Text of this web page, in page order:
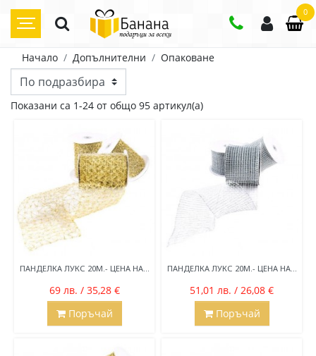
0
Начало Допълнителни Опаковане
Цена
Показани са 1-24 от общо 95 артикул(а)
ПАНДЕЛКА ЛУКС 20М.- ЦЕНА НА...
69 лв. / 35,28 €
Поръчай
ПАНДЕЛКА ЛУКС 20М.- ЦЕНА НА...
51,01 лв. / 26,08 €
Поръчай